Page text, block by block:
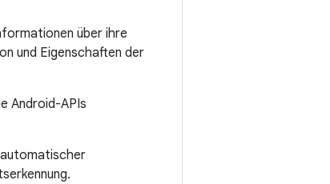
über ihre
und Eigenschaften der
Android-APIs
automatischer